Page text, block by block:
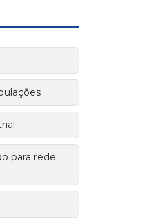
para rede